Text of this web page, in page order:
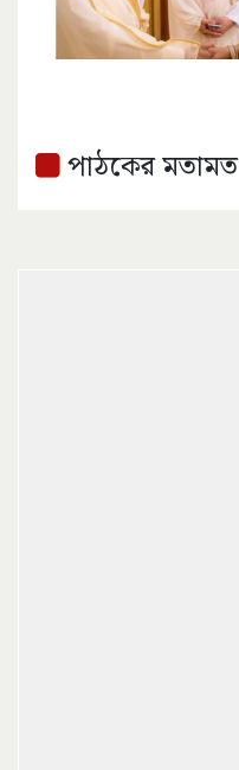
পাঠকের মতামত